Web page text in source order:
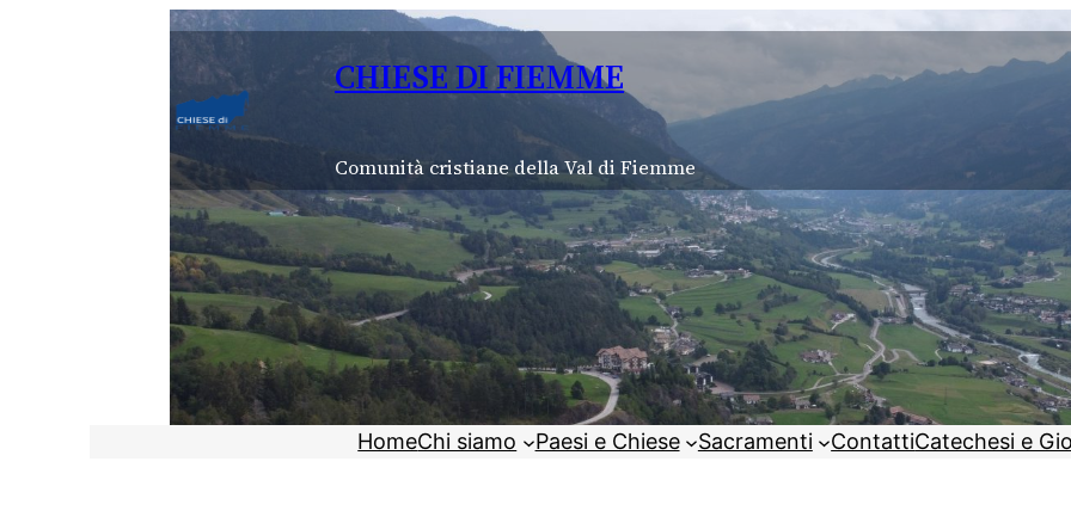
CHIESE DI FIEMME
Comunità cristiane della Val di Fiemme
HomeChi siamo Paesi e Chiese Sacramenti ContattiCatechesi e